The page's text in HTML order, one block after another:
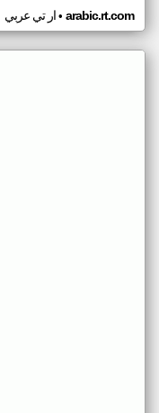
ار تي عربي• arabic.rt.com